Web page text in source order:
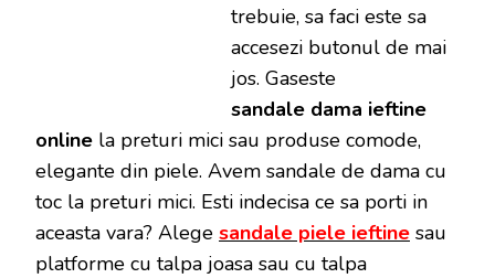
trebuie, sa faci este sa
accesezi butonul de mai
jos. Gaseste
sandale dama ieftine
online la preturi mici sau produse comode,
elegante din piele. Avem sandale de dama cu
toc la preturi mici. Esti indecisa ce sa porti in
aceasta vara? Alege sandale piele ieftine sau
platforme cu talpa joasa sau cu talpa